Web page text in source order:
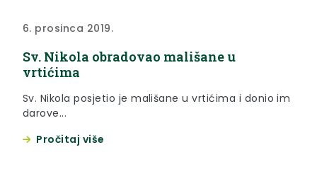
6. prosinca 2019.
Sv. Nikola obradovao mališane u
vrtićima
Sv. Nikola posjetio je mališane u vrtićima i donio im
darove...
Pročitaj više